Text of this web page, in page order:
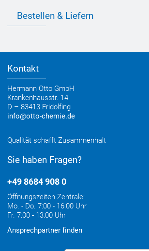
Jobs
Referenzen
Informationen zu Prüfzeichen
Farbempfehlungen
Verbrauchsrechner
Medienportal
Bestellen & Liefern
Bestelloptionen
Elektronischer Rechnungsversand
Entsorgung & Verpackungsrücknahme
Kontakt
Hermann Otto GmbH
Krankenhausstr. 14
D – 83413 Fridolfing
info@otto-chemie.de
Qualität schafft Zusammenhalt
Sie haben Fragen?
+49 8684 908 0
Öffnungszeiten Zentrale:
Mo. - Do. 7:00 - 16:00 Uhr
Fr. 7:00 - 13:00 Uhr
Ansprechpartner finden